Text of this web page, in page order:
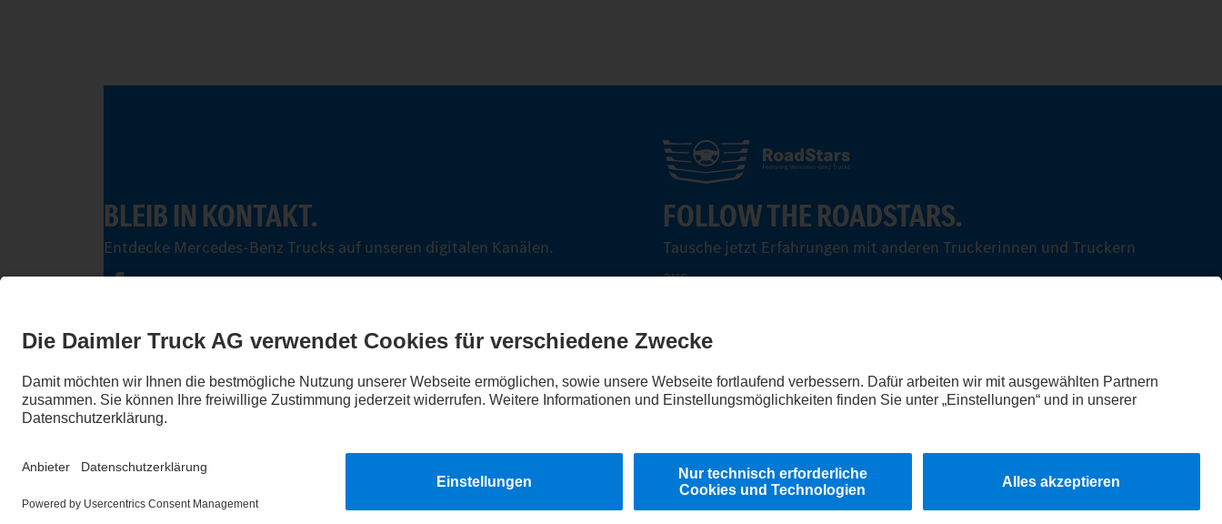
BLEIB IN KONTAKT.
Entdecke Mercedes-Benz Trucks auf unseren digitalen Kanälen.
FOLLOW THE ROADSTARS.
Tausche jetzt Erfahrungen mit anderen Truckerinnen und Truckern
aus.
Steig ein
Impressum Datenschutz